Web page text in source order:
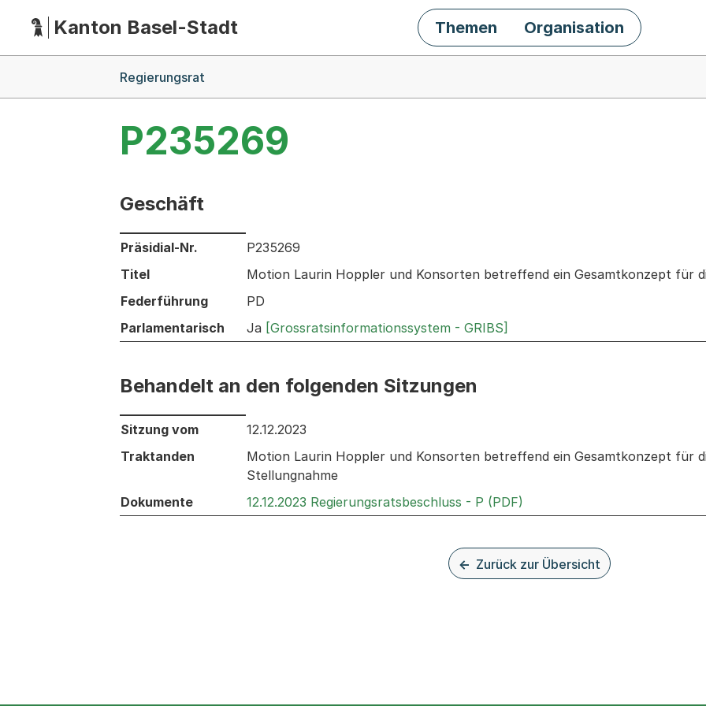
HauptnavigationKanton Basel-Stadt Themen Organisation
Regierungsrat
P235269
Geschäft
Informationen zum Ausgewählten Geschäft
Präsidial-Nr.
P235269
Titel
Motion Laurin Hoppler und Konsorten betreffend ein Gesamtkonzept für
Federführung
PD
Parlamentarisch
Ja [Grossratsinformationssystem - GRIBS]
Behandelt an den folgenden Sitzungen
Behandelt an den folgenden Sitzungen: Informationen zu den Sitzungen zum Geschäft
Sitzung vom
12.12.2023
Traktanden
Motion Laurin Hoppler und Konsorten betreffend ein Gesamtkonzept für
Stellungnahme
Dokumente
12.12.2023 Regierungsratsbeschluss - P (PDF)
Zurück zur Übersicht